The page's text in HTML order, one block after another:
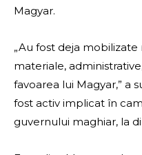
Magyar.
„Au fost deja
materiale,
favoarea lui Magyar,” a
fost activ implicat în
guvernului maghiar, la